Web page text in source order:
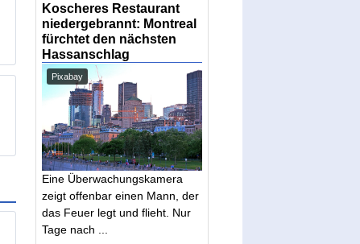
Koscheres Restaurant
niedergebrannt: Montreal
fürchtet den nächsten
Hassanschlag
Pixabay
Eine Überwachungskamera
zeigt offenbar einen Mann, der
das Feuer legt und flieht. Nur
Tage nach ...